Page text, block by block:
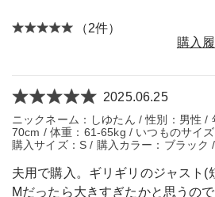
（2件）
購入
2025.06.25
ニックネーム：しゆたん / 性別：男性 /
70cm / 体重：61-65kg / いつものサイ
購入サイズ：S / 購入カラー：ブラック
夫用で購入。ギリギリのジャスト(
Mだったら大きすぎたかと思うの